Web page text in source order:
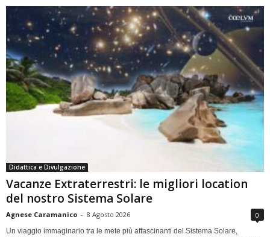
Didattica e Divulgazione
Vacanze Extraterrestri: le migliori location
del nostro Sistema Solare
Agnese Caramanico - 8 Agosto 2026 0
Un viaggio immaginario tra le mete più affascinanti del Sistema Solare,